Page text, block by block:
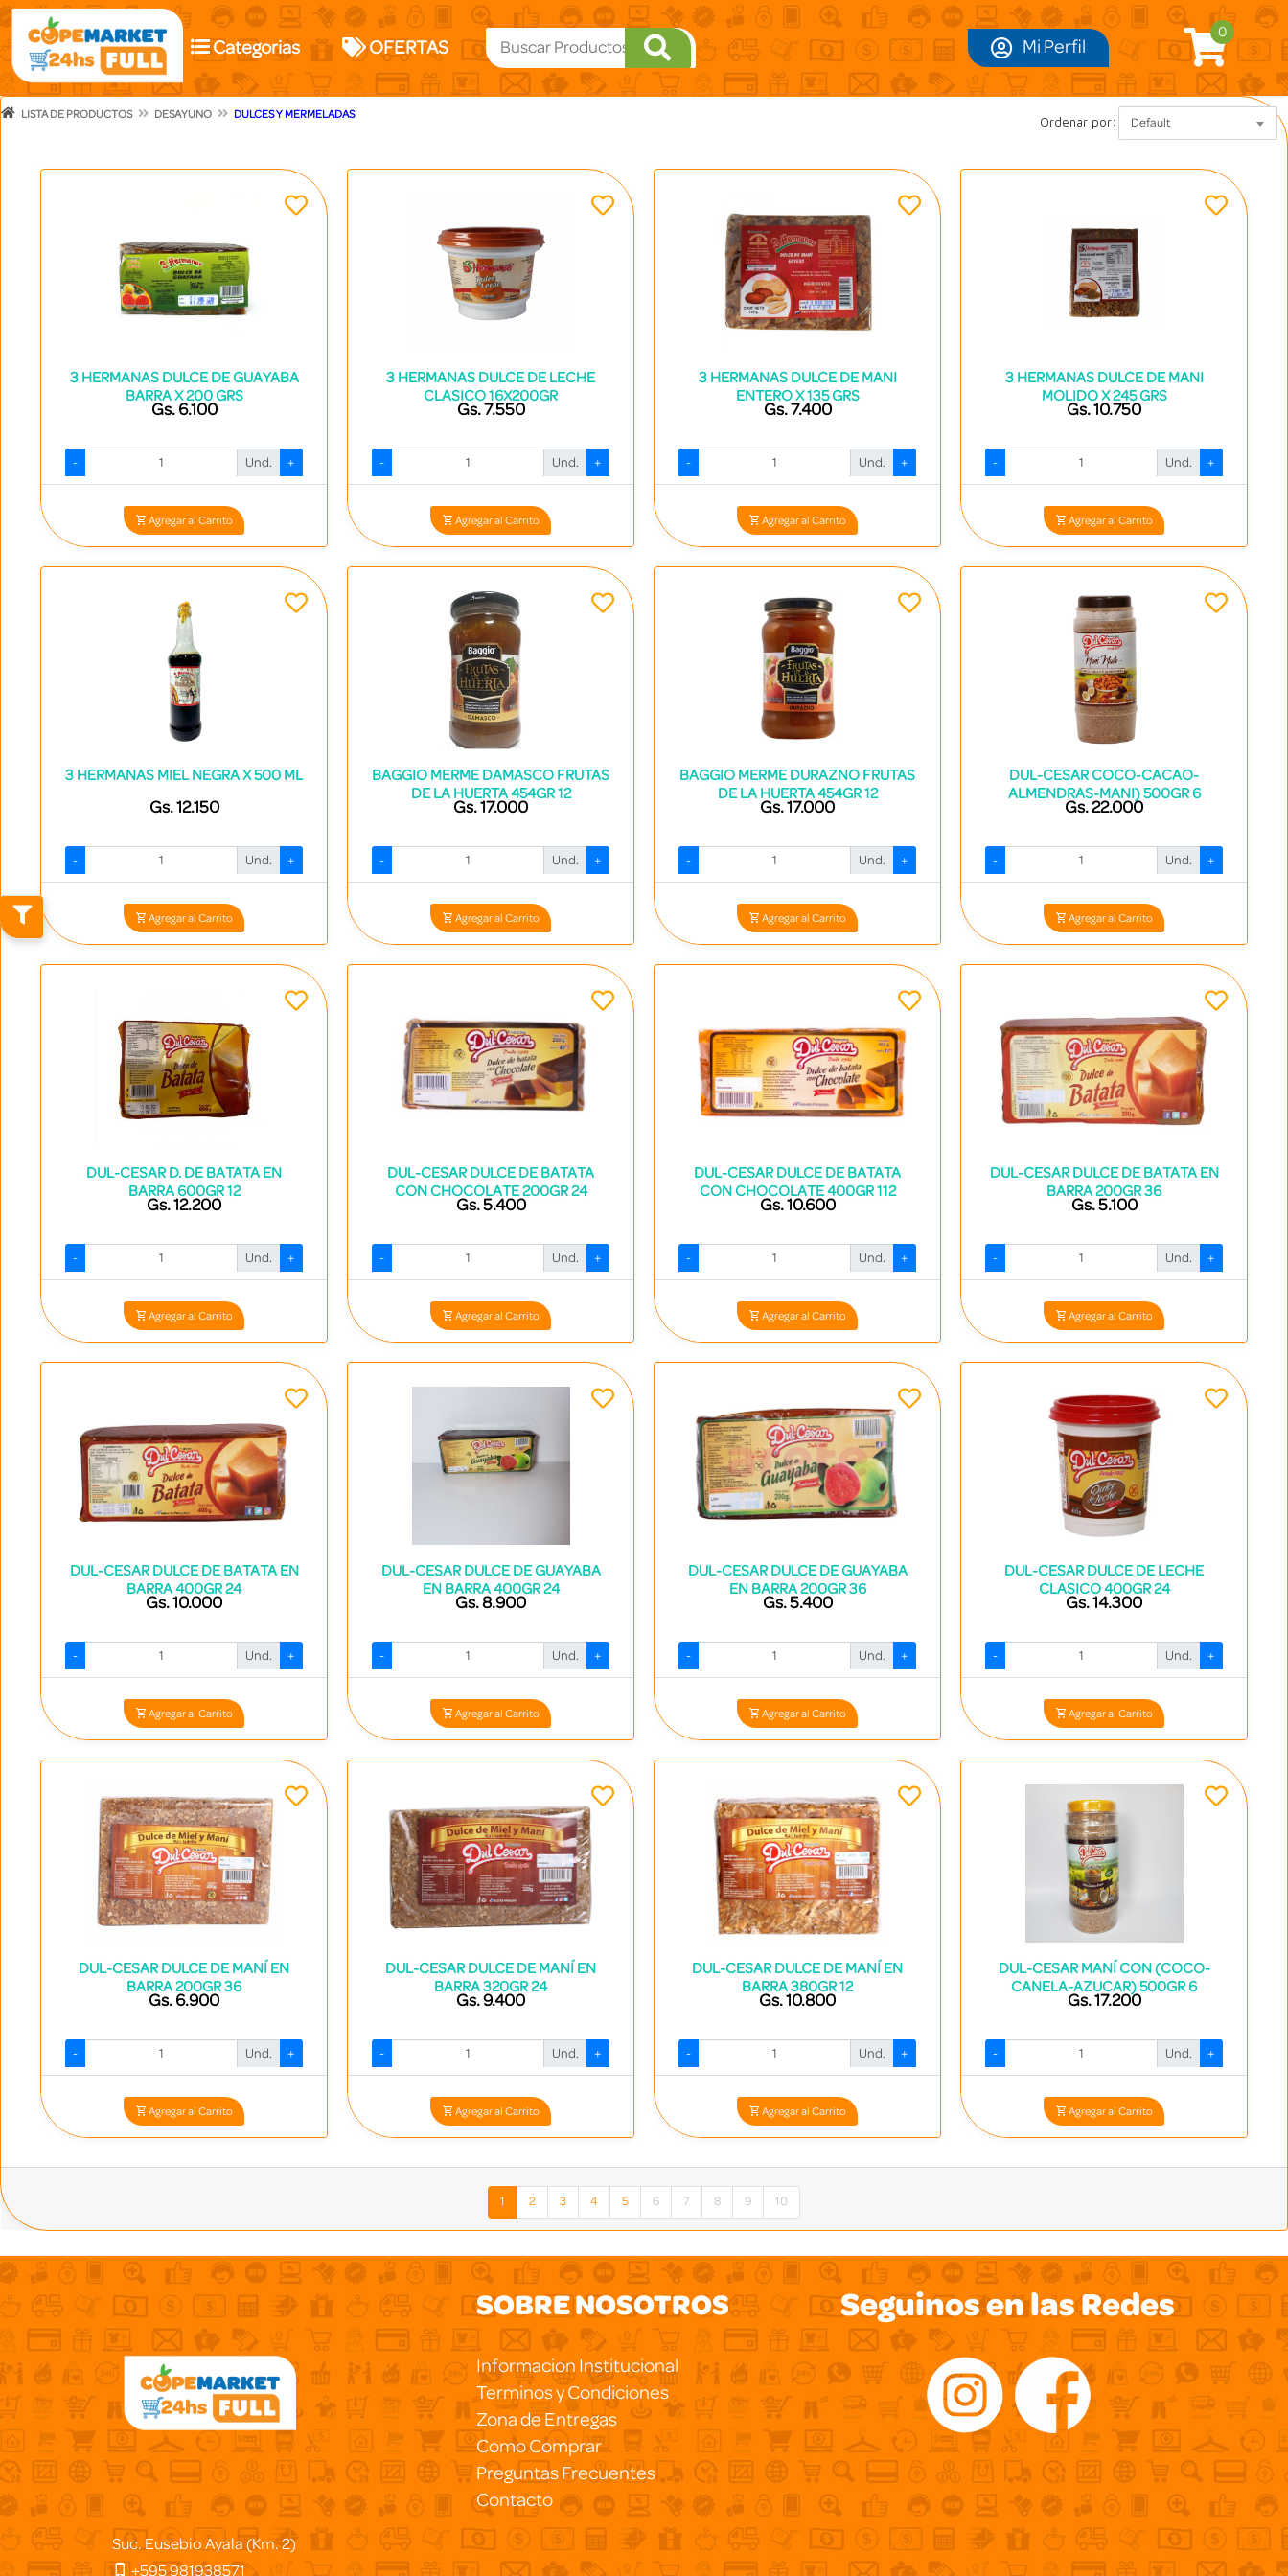
Categorias OFERTAS
0
Mi Perfil
LISTA DE PRODUCTOS DESAYUNO DULCES Y MERMELADAS Ordenar por: Default
3 HERMANAS DULCE DE GUAYABA
BARRA X 200 GRS
Gs. 6.100
- Und. +
Agregar al Carrito
3 HERMANAS DULCE DE LECHE
CLASICO 16X200GR
Gs. 7.550
- Und. +
Agregar al Carrito
3 HERMANAS DULCE DE MANI
ENTERO X 135 GRS
Gs. 7.400
- Und. +
Agregar al Carrito
3 HERMANAS DULCE DE MANI
MOLIDO X 245 GRS
Gs. 10.750
- Und. +
Agregar al Carrito
3 HERMANAS MIEL NEGRA X 500 ML
Gs. 12.150
- Und. +
Agregar al Carrito
BAGGIO MERME DAMASCO FRUTAS
DE LA HUERTA 454GR 12
Gs. 17.000
- Und. +
Agregar al Carrito
BAGGIO MERME DURAZNO FRUTAS
DE LA HUERTA 454GR 12
Gs. 17.000
- Und. +
Agregar al Carrito
DUL-CESAR COCO-CACAO-
ALMENDRAS-MANI) 500GR 6
Gs. 22.000
- Und. +
Agregar al Carrito
DUL-CESAR D. DE BATATA EN
BARRA 600GR 12
Gs. 12.200
- Und. +
Agregar al Carrito
DUL-CESAR DULCE DE BATATA
CON CHOCOLATE 200GR 24
Gs. 5.400
- Und. +
Agregar al Carrito
DUL-CESAR DULCE DE BATATA
CON CHOCOLATE 400GR 112
Gs. 10.600
- Und. +
Agregar al Carrito
DUL-CESAR DULCE DE BATATA EN
BARRA 200GR 36
Gs. 5.100
- Und. +
Agregar al Carrito
DUL-CESAR DULCE DE BATATA EN
BARRA 400GR 24
Gs. 10.000
- Und. +
Agregar al Carrito
DUL-CESAR DULCE DE GUAYABA
EN BARRA 400GR 24
Gs. 8.900
- Und. +
Agregar al Carrito
DUL-CESAR DULCE DE GUAYABA
EN BARRA 200GR 36
Gs. 5.400
- Und. +
Agregar al Carrito
DUL-CESAR DULCE DE LECHE
CLASICO 400GR 24
Gs. 14.300
- Und. +
Agregar al Carrito
DUL-CESAR DULCE DE MANÍ EN
BARRA 200GR 36
Gs. 6.900
- Und. +
Agregar al Carrito
DUL-CESAR DULCE DE MANÍ EN
BARRA 320GR 24
Gs. 9.400
- Und. +
Agregar al Carrito
DUL-CESAR DULCE DE MANÍ EN
BARRA 380GR 12
Gs. 10.800
- Und. +
Agregar al Carrito
DUL-CESAR MANÍ CON (COCO-
CANELA-AZUCAR) 500GR 6
Gs. 17.200
- Und. +
Agregar al Carrito
1 2 3 4 5 6 7 8 9 10
Suc. Eusebio Ayala (Km. 2)
+595 981938571
SOBRE NOSOTROS
Informacion Institucional
Terminos y Condiciones
Zona de Entregas
Como Comprar
Preguntas Frecuentes
Contacto
Seguinos en las Redes